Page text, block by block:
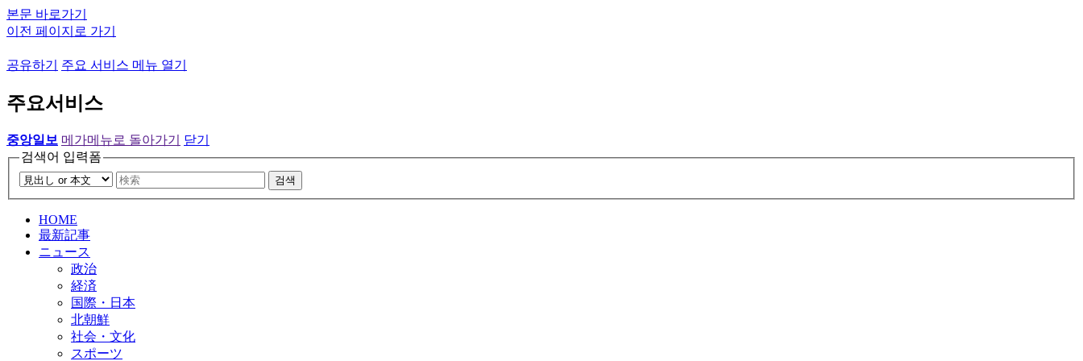
본문 바로가기
이전 페이지로 가기
공유하기 주요 서비스 메뉴 열기
주요서비스
중앙일보 메가메뉴로 돌아가기
닫기
검색어 입력폼
검색
HOME
最新記事
ニュース
政治
経済
国際・日本
北朝鮮
社会・文化
スポーツ